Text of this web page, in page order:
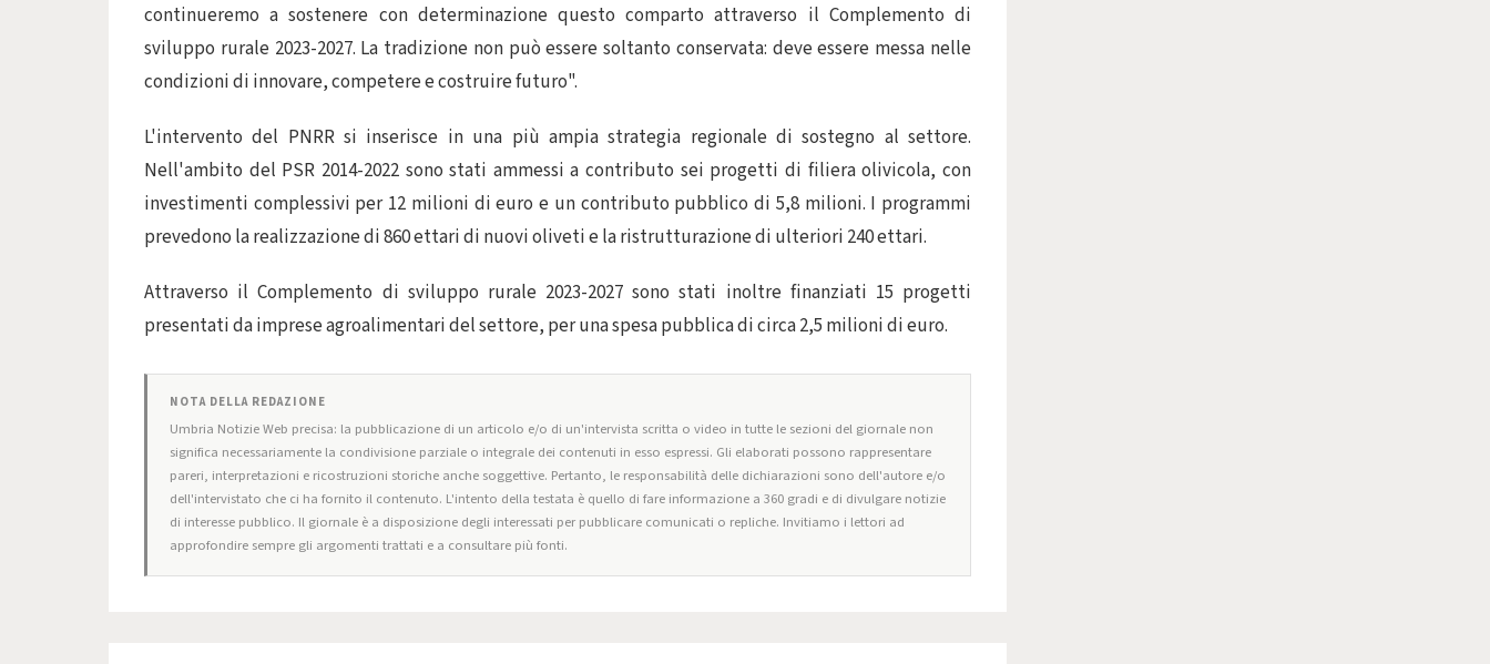
continueremo a sostenere con determinazione questo comparto attraverso il Complemento di
sviluppo rurale 2023-2027. La tradizione non può essere soltanto conservata: deve essere messa nelle
condizioni di innovare, competere e costruire futuro".
L'intervento del PNRR si inserisce in una più ampia strategia regionale di sostegno al settore.
Nell'ambito del PSR 2014-2022 sono stati ammessi a contributo sei progetti di filiera olivicola, con
investimenti complessivi per 12 milioni di euro e un contributo pubblico di 5,8 milioni. I programmi
prevedono la realizzazione di 860 ettari di nuovi oliveti e la ristrutturazione di ulteriori 240 ettari.
Attraverso il Complemento di sviluppo rurale 2023-2027 sono stati inoltre finanziati 15 progetti
presentati da imprese agroalimentari del settore, per una spesa pubblica di circa 2,5 milioni di euro.
NOTA DELLA REDAZIONE
Umbria Notizie Web precisa: la pubblicazione di un articolo e/o di un'intervista scritta o video in tutte le sezioni del giornale non
significa necessariamente la condivisione parziale o integrale dei contenuti in esso espressi. Gli elaborati possono rappresentare
pareri, interpretazioni e ricostruzioni storiche anche soggettive. Pertanto, le responsabilità delle dichiarazioni sono dell'autore e/o
dell'intervistato che ci ha fornito il contenuto. L'intento della testata è quello di fare informazione a 360 gradi e di divulgare notizie
di interesse pubblico. Il giornale è a disposizione degli interessati per pubblicare comunicati o repliche. Invitiamo i lettori ad
approfondire sempre gli argomenti trattati e a consultare più fonti.